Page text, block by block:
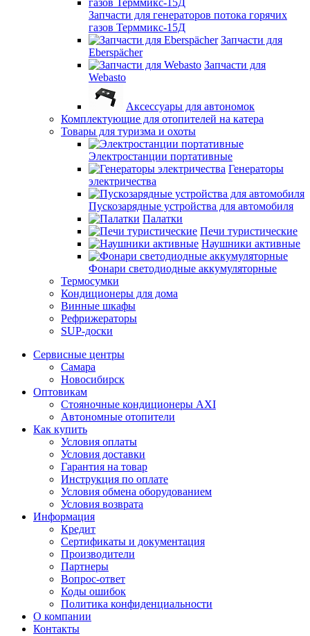
Запчасти для генераторов потока горячих
газов Терммикс-15Д
Запчасти для
Eberspächer
Запчасти для
Webasto
Аксессуары для автономок
Комплектующие для отопителей на катера
Товары для туризма и охоты
Электростанции портативные
Генераторы
электричества
Пускозарядные устройства для автомобиля
Палатки
Печи туристические
Наушники активные
Фонари светодиодные аккумуляторные
Термосумки
Кондиционеры для дома
Винные шкафы
Рефрижераторы
SUP-доски
Сервисные центры
Самара
Новосибирск
Оптовикам
Стояночные кондиционеры AXI
Автономные отопители
Как купить
Условия оплаты
Условия доставки
Гарантия на товар
Инструкция по оплате
Условия обмена оборудованием
Условия возврата
Информация
Кредит
Сертификаты и документация
Производители
Партнеры
Вопрос-ответ
Коды ошибок
Политика конфиденциальности
О компании
Контакты